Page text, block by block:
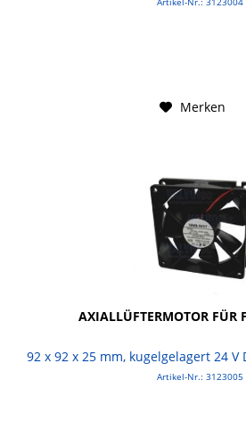
Merken
AXIALLÜFTERMOTOR FÜR
92 x 92 x 25 mm, kugelgelagert 24 V
Artikel-Nr.: 3123005